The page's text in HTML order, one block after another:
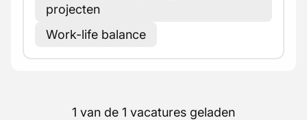
projecten
Work-life balance
1 van de 1 vacatures geladen